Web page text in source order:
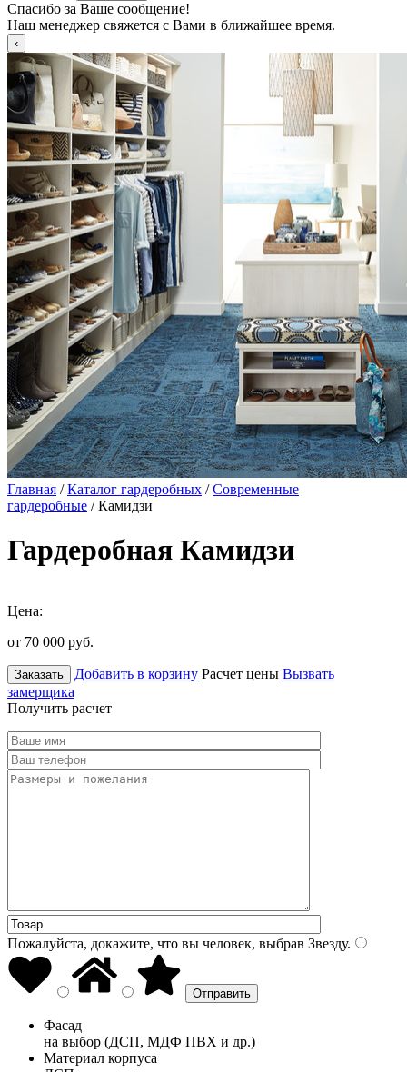
Спасибо за Ваше сообщение!
Наш менеджер свяжется с Вами в ближайшее время.
Главная /Каталог гардеробных /Современные
гардеробные / Камидзи
Гардеробная Камидзи
Цена:
от 70 000 руб.
Заказать Добавить в корзину Расчет цены Вызвать
замерщика
Получить расчет
Пожалуйста, докажите, что вы человек, выбрав Звезду.
Фасад
на выбор (ДСП, МДФ ПВХ и др.)
Материал корпуса